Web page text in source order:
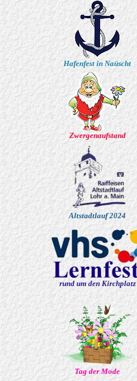
Hafenfest in Naüscht
Zwergenaufstand
Altstadtlauf 2024
rund um den Kirchplatz
Tag der Mode